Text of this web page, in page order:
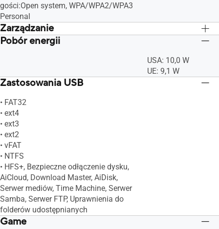
gości:Open system, WPA/WPA2/WPA3
Personal
Zarządzanie
Funkcja kopii zapasowej i przywrócenia
urządzenia, Zabezpieczenie Captcha
połączenia, Automatyczne aktualizacje
oprogramowania firmware
Funkcja kopii
System feedbacku,
Powiadomienia o
urządzenia,
Pobór energii
USA: 10,0 W
UE: 9,1 W
Zastosowania USB
• FAT32
• ext4
• ext3
• ext2
• vFAT
• NTFS
• HFS+, Bezpieczne odłączenie dysku,
AiCloud, Download Master, AiDisk,
Serwer mediów, Time Machine, Serwer
Samba, Serwer FTP, Uprawnienia do
folderów udostępnianych
Game